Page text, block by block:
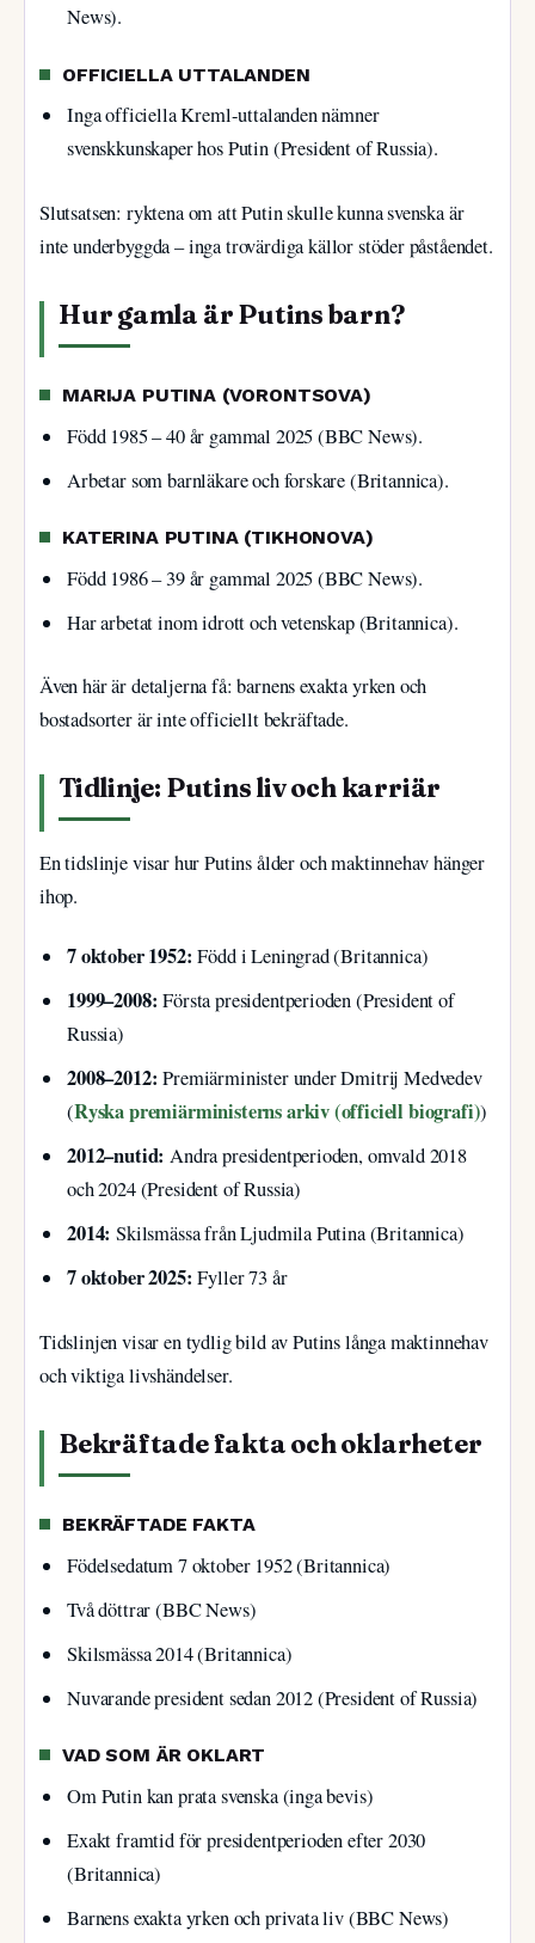
News).
OFFICIELLA UTTALANDEN
Inga officiella Kreml-uttalanden nämner
svenskkunskaper hos Putin (President of Russia).
Slutsatsen: ryktena om att Putin skulle kunna svenska är
inte underbyggda – inga trovärdiga källor stöder påståendet.
Hur gamla är Putins barn?
MARIJA PUTINA (VORONTSOVA)
Född 1985 – 40 år gammal 2025 (BBC News).
Arbetar som barnläkare och forskare (Britannica).
KATERINA PUTINA (TIKHONOVA)
Född 1986 – 39 år gammal 2025 (BBC News).
Har arbetat inom idrott och vetenskap (Britannica).
Även här är detaljerna få: barnens exakta yrken och
bostadsorter är inte officiellt bekräftade.
Tidlinje: Putins liv och karriär
En tidslinje visar hur Putins ålder och maktinnehav hänger
ihop.
7 oktober 1952: Född i Leningrad (Britannica)
1999–2008: Första presidentperioden (President of
Russia)
2008–2012: Premiärminister under Dmitrij Medvedev
(Ryska premiärministerns arkiv (officiell biografi))
2012–nutid: Andra presidentperioden, omvald 2018
och 2024 (President of Russia)
2014: Skilsmässa från Ljudmila Putina (Britannica)
7 oktober 2025: Fyller 73 år
Tidslinjen visar en tydlig bild av Putins långa maktinnehav
och viktiga livshändelser.
Bekräftade fakta och oklarheter
BEKRÄFTADE FAKTA
Födelsedatum 7 oktober 1952 (Britannica)
Två döttrar (BBC News)
Skilsmässa 2014 (Britannica)
Nuvarande president sedan 2012 (President of Russia)
VAD SOM ÄR OKLART
Om Putin kan prata svenska (inga bevis)
Exakt framtid för presidentperioden efter 2030
(Britannica)
Barnens exakta yrken och privata liv (BBC News)